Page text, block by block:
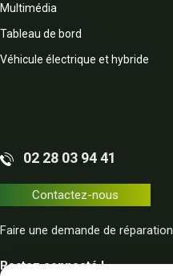
Multimédia
Tableau de bord
Véhicule électrique et hybride
02 28 03 94 41
Contactez-nous
Faire une demande de réparation
Restez connecté !